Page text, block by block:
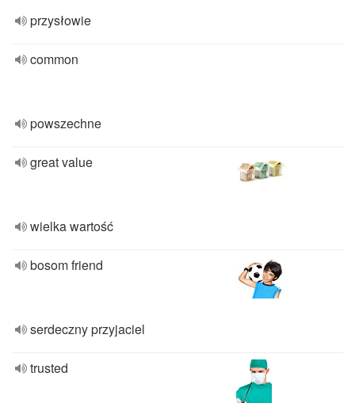
przysłowie
common
powszechne
great value
wielka wartość
bosom friend
serdeczny przyjaciel
trusted